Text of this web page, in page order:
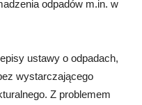
odpadów m.in. w
ustawy o odpadach,
wystarczającego
Z problemem